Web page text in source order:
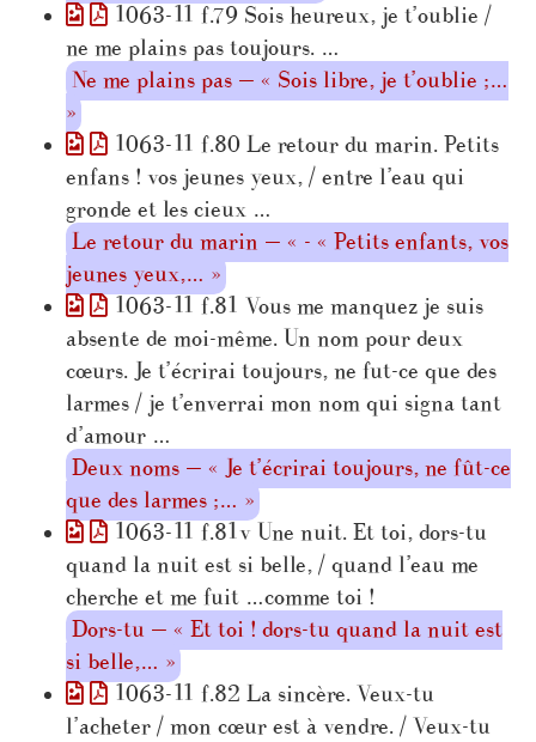
1063-11 f.79 Sois heureux, je t’oublie /
ne me plains pas toujours. …
Ne me plains pas — « Sois libre, je t’oublie ;…
»
1063-11 f.80 Le retour du marin. Petits
enfans ! vos jeunes yeux, / entre l’eau qui
gronde et les cieux …
Le retour du marin — « - « Petits enfants, vos
jeunes yeux,… »
1063-11 f.81 Vous me manquez je suis
absente de moi-même. Un nom pour deux
cœurs. Je t’écrirai toujours, ne fut-ce que des
larmes / je t’enverrai mon nom qui signa tant
d’amour …
Deux noms — « Je t’écrirai toujours, ne fût-ce
que des larmes ;… »
1063-11 f.81v Une nuit. Et toi, dors-tu
quand la nuit est si belle, / quand l’eau me
cherche et me fuit …comme toi !
Dors-tu — « Et toi ! dors-tu quand la nuit est
si belle,… »
1063-11 f.82 La sincère. Veux-tu
l’acheter / mon cœur est à vendre. / Veux-tu